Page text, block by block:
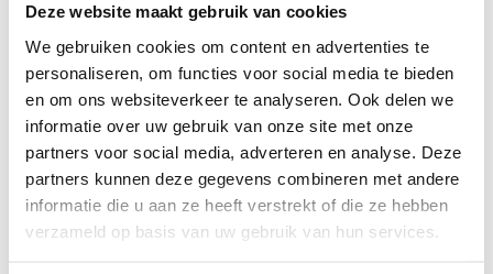
Deze website maakt gebruik van cookies
We gebruiken cookies om content en advertenties te
personaliseren, om functies voor social media te bieden
en om ons websiteverkeer te analyseren. Ook delen we
informatie over uw gebruik van onze site met onze
partners voor social media, adverteren en analyse. Deze
partners kunnen deze gegevens combineren met andere
informatie die u aan ze heeft verstrekt of die ze hebben
verzameld op basis van uw gebruik van hun services.
Wat doet Sena voor jou?
Incasso van vergoedingen: Sena int namens jou de eerlijke
vergoeding voor het gebruik van jouw opgenomen muziek
in openbare ruimtes en media.
Uitbetaling aan rechthebbenden: Wij zorgen dat jouw
aandeel eerlijk en transparant bij jou terechtkomt.
Internationale rechten: Wordt jouw track ook in het